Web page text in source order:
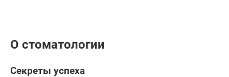
О стоматологии
Секреты успеха